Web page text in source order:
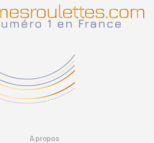
A propos